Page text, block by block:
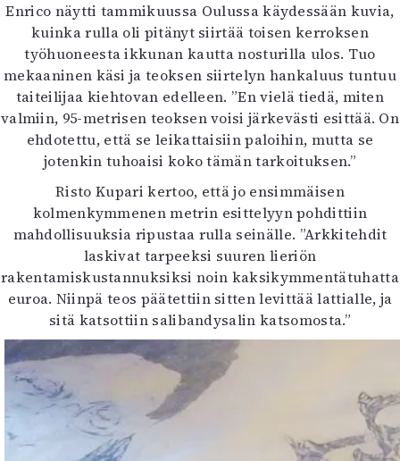
Enrico näytti tammikuussa Oulussa käydessään kuvia,
kuinka rulla oli pitänyt siirtää toisen kerroksen
työhuoneesta ikkunan kautta nosturilla ulos. Tuo
mekaaninen käsi ja teoksen siirtelyn hankaluus tuntuu
taiteilijaa kiehtovan edelleen. ”En vielä tiedä, miten
valmiin, 95-metrisen teoksen voisi järkevästi esittää. On
ehdotettu, että se leikattaisiin paloihin, mutta se
jotenkin tuhoaisi koko tämän tarkoituksen.”
Risto Kupari kertoo, että jo ensimmäisen
kolmenkymmenen metrin esittelyyn pohdittiin
mahdollisuuksia ripustaa rulla seinälle. ”Arkkitehdit
laskivat tarpeeksi suuren lieriön
rakentamiskustannuksiksi noin kaksikymmentätuhatta
euroa. Niinpä teos päätettiin sitten levittää lattialle, ja
sitä katsottiin salibandysalin katsomosta.”